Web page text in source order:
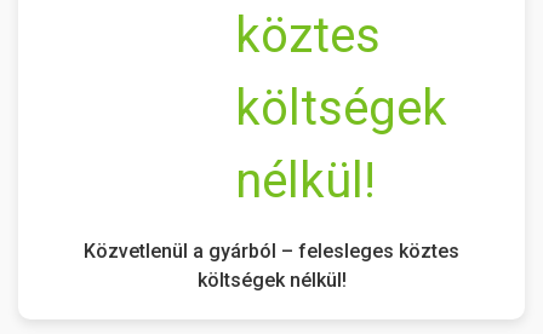
Közvetlenül a gyárból – felesleges köztes
költségek nélkül!